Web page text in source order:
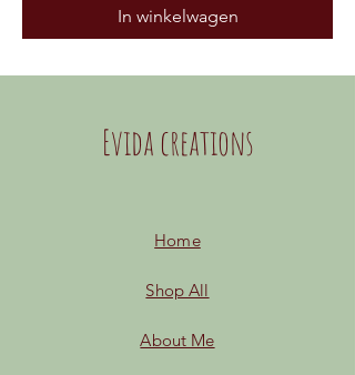
In winkelwagen
Evida creations
Home
Shop All
About Me